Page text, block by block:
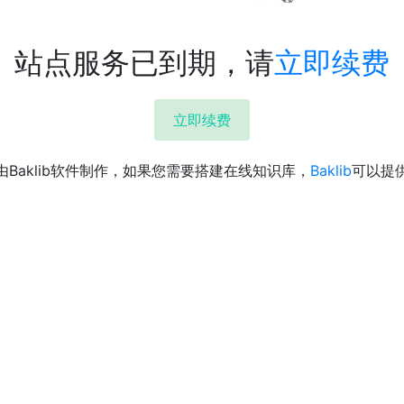
站点服务已到期，请立即续费
立即续费
Baklib软件制作，如果您需要搭建在线知识库， Baklib可以提